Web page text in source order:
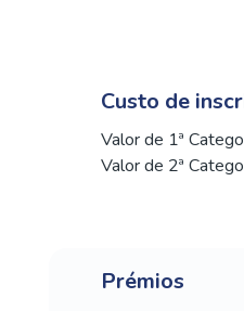
Custo de
Valor de 1ª
Valor de 2ª
Prémios